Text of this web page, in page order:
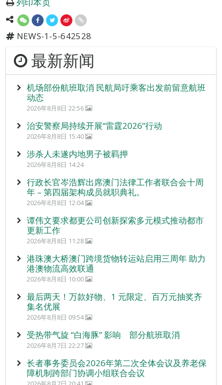
NEWS-1-5-642528
最新新闻
机场部份航班取消 民航局吁乘客出发前留意航班
动态
2026年8月8日 22:56
治安警察局持续开展“雷霆2026”行动
2026年8月8日 15:40
涉杀人未遂内地男子被羁押
2026年8月8日 14:24
行政长官岑浩辉出席澳门法律工作者联合会十周
年 – 第四届架构成员就职典礼。
2026年8月8日 12:04
谭伟文要求都更公司创新探索多元模式推动都市
更新工作
2026年8月8日 11:28
港珠澳大桥澳门跨境货物转运站启用三周年 助力
港澳物流高效联通
2026年8月8日 10:00
最后两天！万款好物、1 元限定、百万元抽奖齐
集名优展
2026年8月8日 09:54
受热带气旋 “白海豚” 影响 部分航班取消
2026年8月7日 22:27
长者事务委员会2026年第二次全体会议及养老保
障机制跨部门协调小组联合会议